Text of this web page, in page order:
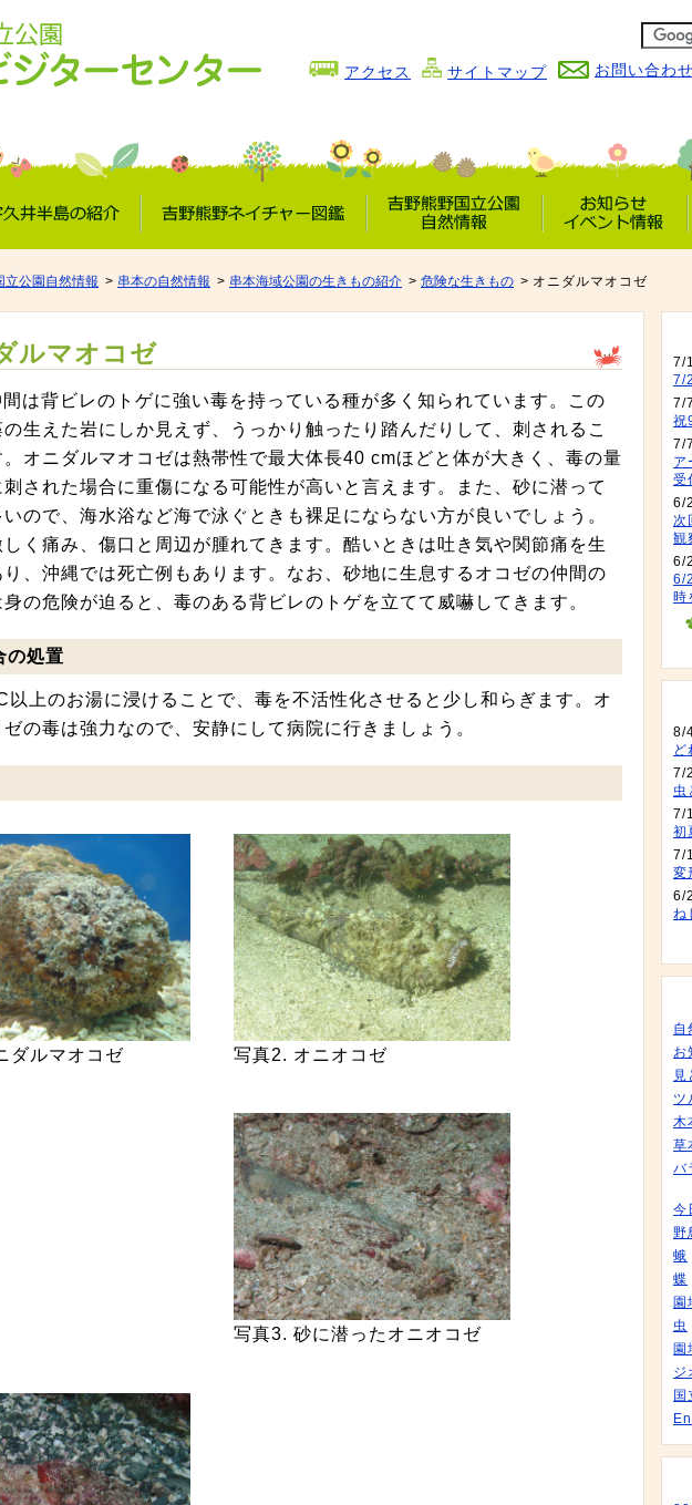
アクセス サイトマップ お問い合わせ
久井半島の紹介
吉野熊野
吉野熊野国立公園
お知らせ
立公園自然情報 串本の自然情報 串本海域公園の生きもの紹介 危険な生きもの オニダルマオコゼ
ルマオコゼ
は背ビレのトゲに強い毒を持っている種が多く知られています。この
生えた岩にしか見えず、うっかり触ったり踏んだりして、刺されるこ
。オニダルマオコゼは熱帯性で最大体長40 cmほどと体が大きく、毒の量
刺された場合に重傷になる可能性が高いと言えます。また、砂に潜って
ので、海水浴など海で泳ぐときも裸足にならない方が良いでしょう。
く痛み、傷口と周辺が腫れてきます。酷いときは吐き気や関節痛を生
り、沖縄では死亡例もあります。なお、砂地に生息するオコゼの仲間の
の危険が迫ると、毒のある背ビレのトゲを立てて威嚇してきます。
の処置
以上のお湯に浸けることで、毒を不活性化させると少し和らぎます。オ
の毒は強力なので、安静にして病院に行きましょう。
ダルマオコゼ 写真2. オニオコゼ
写真3. 砂に潜ったオニオコゼ
7/
7/
7/7
祝
7/7
ア
受
6/
次
観
6/
6/
時
8/
ど
7/
虫
7/
初
7/
変
6/
ね
自
お
見
ツ
木
草
バ
今
野
蛾
蝶
園
虫
園
ジ
国